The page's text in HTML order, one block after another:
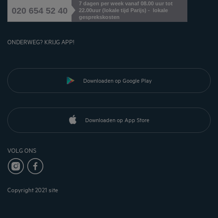
020 654 52 40
7 dagen per week vanaf 08.00 uur tot
22.00uur (lokale tijd Parijs) - lokale
gesprekskosten
ONDERWEG? KRIJG APP!
Downloaden op Google Play
Downloaden op App Store
VOLG ONS
Copyright 2021 site